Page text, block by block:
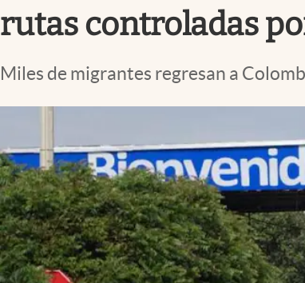
rutas controladas
Miles de migrantes regresan a